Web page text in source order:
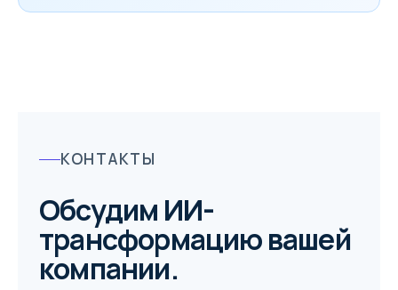
КОНТАКТЫ
Обсудим ИИ-
трансформацию вашей
компании.